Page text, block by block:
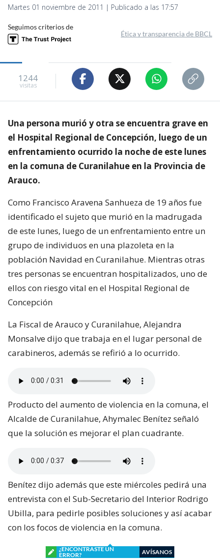
Martes 01 noviembre de 2011 | Publicado a las 17:57
Seguimos criterios de
Ética y transparencia de BBCL
1244
visitas
Una persona murió y otra se encuentra grave en
el Hospital Regional de Concepción, luego de un
enfrentamiento ocurrido la noche de este lunes
en la comuna de Curanilahue en la Provincia de
Arauco.
Como Francisco Aravena Sanhueza de 19 años fue
identificado el sujeto que murió en la madrugada
de este lunes, luego de un enfrentamiento entre un
grupo de individuos en una plazoleta en la
población Navidad en Curanilahue. Mientras otras
tres personas se encuentran hospitalizados, uno de
ellos con riesgo vital en el Hospital Regional de
Concepción
La Fiscal de Arauco y Curanilahue, Alejandra
Monsalve dijo que trabaja en el lugar personal de
carabineros, además se refirió a lo ocurrido.
Producto del aumento de violencia en la comuna, el
Alcalde de Curanilahue, Ahymalec Benítez señaló
que la solución es mejorar el plan cuadrante.
Benítez dijo además que este miércoles pedirá una
entrevista con el Sub-Secretario del Interior Rodrigo
Ubilla, para pedirle posibles soluciones y así acabar
con los focos de violencia en la comuna.
¿ENCONTRASTE UN
ERROR?
AVÍSANOS